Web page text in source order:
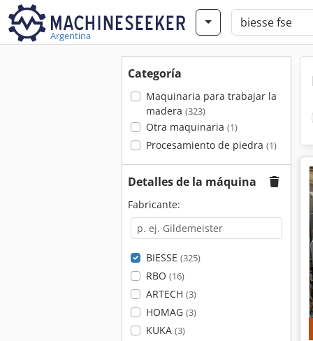
Argentina
Categoría
Maquinaria para trabajar la
madera (323)
Otra maquinaria (1)
Procesamiento de piedra (1)
Detalles de la máquina
Fabricante:
BIESSE (325)
RBO (16)
ARTECH (3)
HOMAG (3)
KUKA (3)